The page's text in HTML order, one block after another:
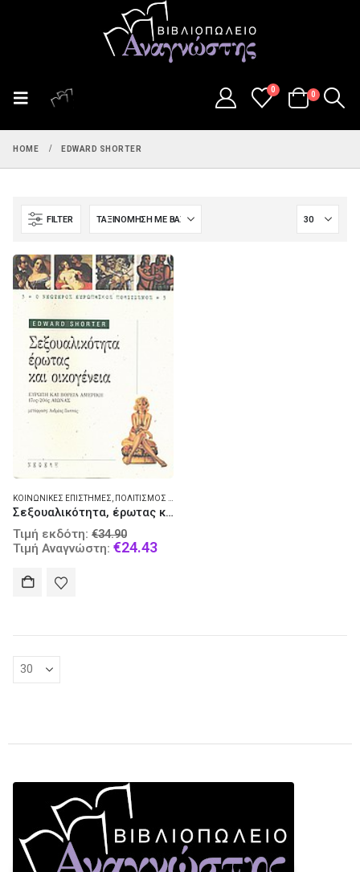
0
0
HOME EDWARD SHORTER
FILTER
ΚΟΙΝΩΝΙΚΈΣ ΕΠΙΣΤΉΜΕΣ ΠΟΛΙΤΙΣΜΌΣ - ΙΣΤΟΡΊΑ
Σεξουαλικότητα, έρωτας και οικογένεια
Τιμή εκδότη: €34.90
price
Τιμή Αναγνώστη: €24.43Current